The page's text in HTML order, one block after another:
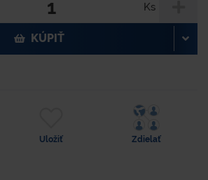
Ks
KÚPIŤ
Uložiť Zdielať